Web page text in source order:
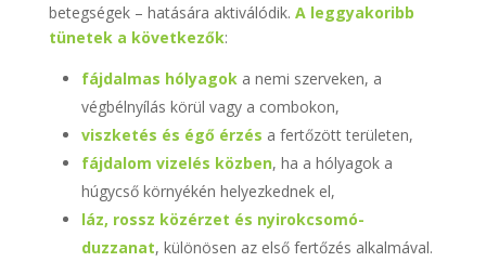
betegségek – hatására aktiválódik. A leggyakoribb
tünetek a következők:
fájdalmas hólyagok a nemi szerveken, a
végbélnyílás körül vagy a combokon,
viszketés és égő érzés a fertőzött területen,
fájdalom vizelés közben, ha a hólyagok a
húgycső környékén helyezkednek el,
láz, rossz közérzet és nyirokcsomó-
duzzanat, különösen az első fertőzés alkalmával.